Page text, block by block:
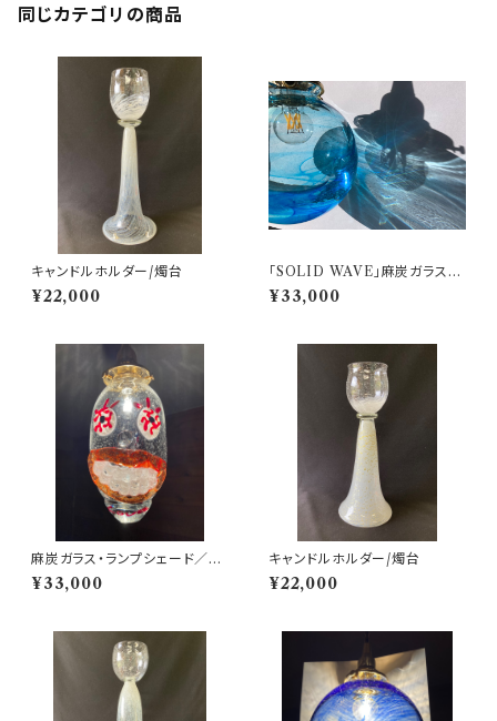
同じカテゴリの商品
キャンドルホルダー/燭台
¥22,000
「SOLID WAVE」麻炭ガラス・
ランプシェード/スカイブルー/球
体 E17ソケット (ヒマラヤ産原種
¥33,000
麻炭ガラス・ランプシェード／L
OVE SMILE 愛と笑顔 E17
ソケット (ヒマラヤ産原種 麻炭使
¥33,000
キャンドルホルダー/燭台
¥22,000